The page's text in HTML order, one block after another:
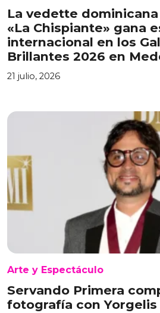
La vedette
«La Chispiante» gana
internacional en los
Brillantes 2026 en
21 julio, 2026
Arte y Espectáculo
Servando Primera
fotografía con